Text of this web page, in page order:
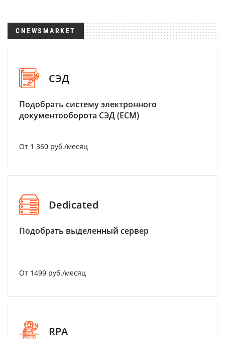
CNEWSMARKET
СЭД
Подобрать систему электронного
документооборота СЭД (ECM)
От 1 360 руб./месяц
Dedicated
Подобрать выделенный сервер
От 1499 руб./месяц
RPA